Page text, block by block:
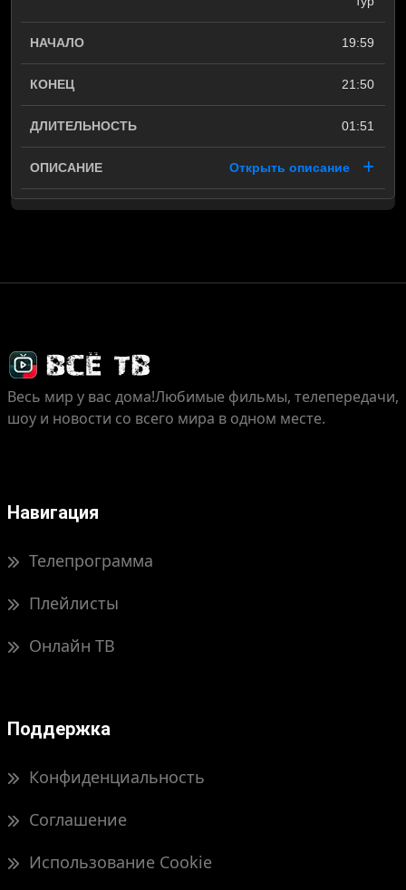
19:59
21:50
01:51
Открыть описание
Весь мир у вас дома!Любимые фильмы, телепередачи,
шоу и новости со всего мира в одном месте.
Навигация
Телепрограмма
Плейлисты
Онлайн ТВ
Поддержка
Конфиденциальность
Соглашение
Использование Cookie